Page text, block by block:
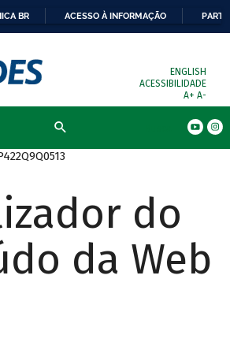
BR ACESSO À INFORMAÇÃO
ENGLISH
ACESSIBILIDADE
A+ A-
do
da Web